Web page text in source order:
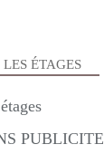
ÉTAGES
PUBLICITE